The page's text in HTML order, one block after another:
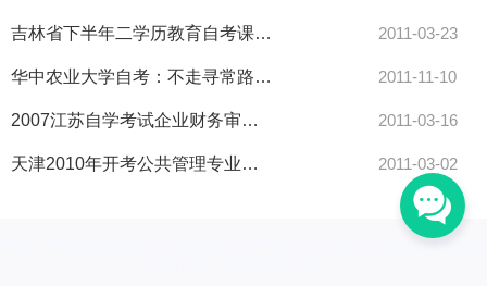
吉林省下半年二学历教育自考课程安排-自考 2011-03-23
华中农业大学自考：不走寻常路 自考毕业1年当老板 2011-11-10
2007江苏自学考试企业财务审计教材大纲-自考 2011-03-16
天津2010年开考公共管理专业通知-自考 2011-03-02